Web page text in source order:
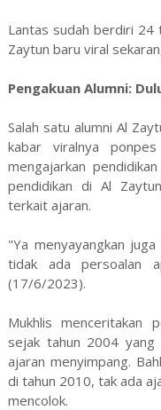
Lantas sudah berdiri 24
Zaytun baru viral
Pengakuan Alumni:
Salah satu alumni Al
kabar viralnya
mengajarkan
pendidikan di Al
terkait ajaran.
"Ya menyayangkan
tidak ada persoalan
(17/6/2023).
Mukhlis menceritakan
sejak tahun 2004
ajaran menyimpang.
di tahun 2010, tak ada
mencolok.